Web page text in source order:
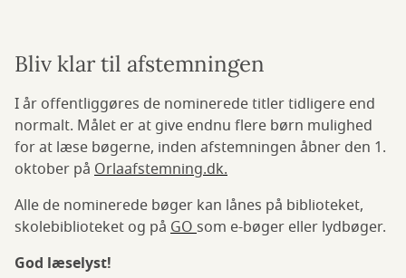
Bliv klar til afstemningen
I år offentliggøres de nominerede titler tidligere end
normalt. Målet er at give endnu flere børn mulighed
for at læse bøgerne, inden afstemningen åbner den 1.
oktober på Orlaafstemning.dk.
Alle de nominerede bøger kan lånes på biblioteket,
skolebiblioteket og på GOsom e-bøger eller lydbøger.
God læselyst!